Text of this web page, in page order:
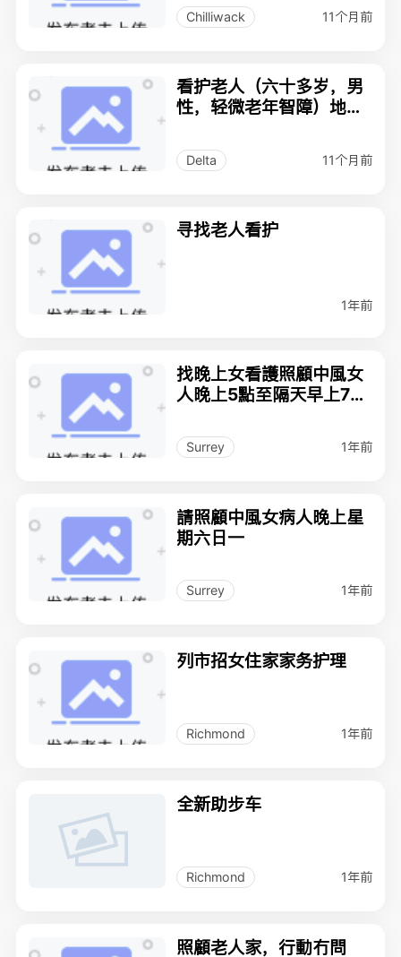
Chilliwack 11个月前
看护老人（六十多岁，男
性，轻微老年智障）地点
Delta 11个月前
寻找老人看护
1年前
找晚上女看護照顧中風女
人晚上5點至隔天早上7點
Surrey 1年前
請照顧中風女病人晚上星
期六日一
Surrey 1年前
列市招女住家家务护理
Richmond 1年前
全新助步车
Richmond 1年前
照顧老人家，行動冇問